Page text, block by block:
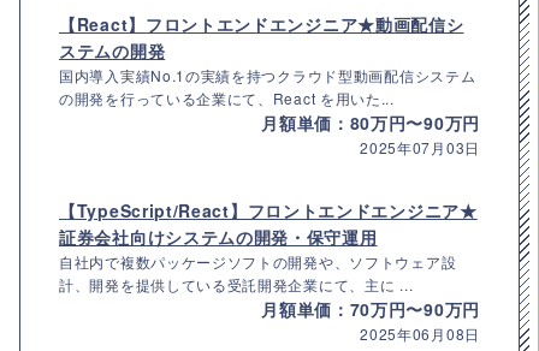
【React】フロントエンドエンジニア★動画配信シ
ステムの開発
国内導入実績No.1の実績を持つクラウド型動画配信システム
の開発を行っている企業にて、React を用いた...
月額単価：80万円〜90万円
2025年07月03日
【TypeScript/React】フロントエンドエンジニア★
証券会社向けシステムの開発・保守運用
自社内で複数パッケージソフトの開発や、ソフトウェア設
計、開発を提供している受託開発企業にて、主に ...
月額単価：70万円〜90万円
2025年06月08日